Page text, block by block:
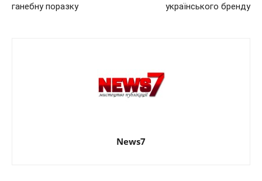
ганебну поразку
українського бренду
News7